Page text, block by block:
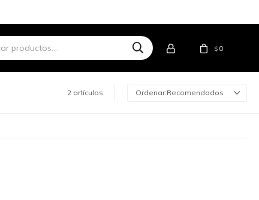
$ 0
2 artículos Recomendados